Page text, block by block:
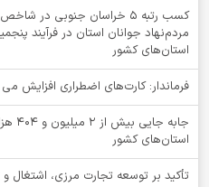
کسب رتبه ۵ خراسان جنوبی
مردم‌نهاد جوانان استان در فرآیند
استان‌های کشور
فرماندار: کارت‌های اضطراری افزایش می
استان‌های کشور
تأکید بر توسعه تجارت مرزی،